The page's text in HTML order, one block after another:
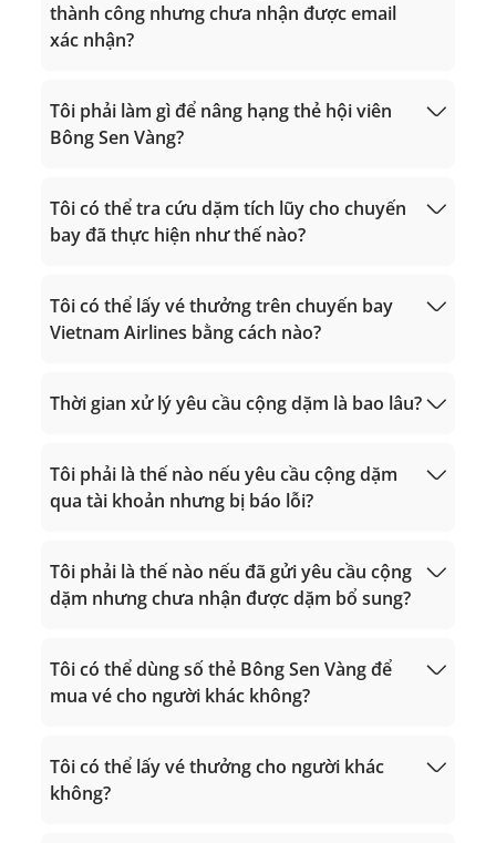
thành công nhưng chưa nhận được email
xác nhận?
Giờ hoạt động 24/7
Gọi từ nước ngoài về Việt Nam: +84 24
38320320
Email:
(dành cho hội viên Triệu Dặm, Bạch
Kim, Vàng)
(dành cho hội viên Titan, Bạc, Đăng ký)
Tôi phải làm gì để nâng hạng thẻ hội viên
Bông Sen Vàng?
tiêu chí xét hạng
Mua dặm
nâng hạng thẻ từ đối tác
Phiên ngang hạng thẻ
Tôi có thể tra cứu dặm tích lũy cho chuyến
bay đã thực hiện như thế nào?
Tính dặm bay
Tôi có thể lấy vé thưởng trên chuyến bay
Vietnam Airlines bằng cách nào?
khác
cho hội viên Triệu Dặm, Bạch Kim, Vàng):
trong vòng 2 ngày làm việc tính từ ngày
cho hội viên Titan, Bạc, Đăng ký): trong
vòng 3 ngày làm việc tính từ ngày bay.
Tìm hiểu thêm
Thời gian xử lý yêu cầu cộng dặm là bao lâu?
Tôi phải là thế nào nếu yêu cầu cộng dặm
qua tài khoản nhưng bị báo lỗi?
Giờ hoạt động 24/7
Gọi trong lãnh thổ Việt Nam: 1900 1800
Gọi từ nước ngoài về Việt Nam: +84 24
Tôi phải là thế nào nếu đã gửi yêu cầu cộng
dặm nhưng chưa nhận được dặm bổ sung?
Gọi trong lãnh thổ Việt Nam: 1900 1800
Gọi từ nước ngoài về Việt Nam: +84 24
Tôi có thể dùng số thẻ Bông Sen Vàng để
mua vé cho người khác không?
Tôi có thể lấy vé thưởng cho người khác
không?